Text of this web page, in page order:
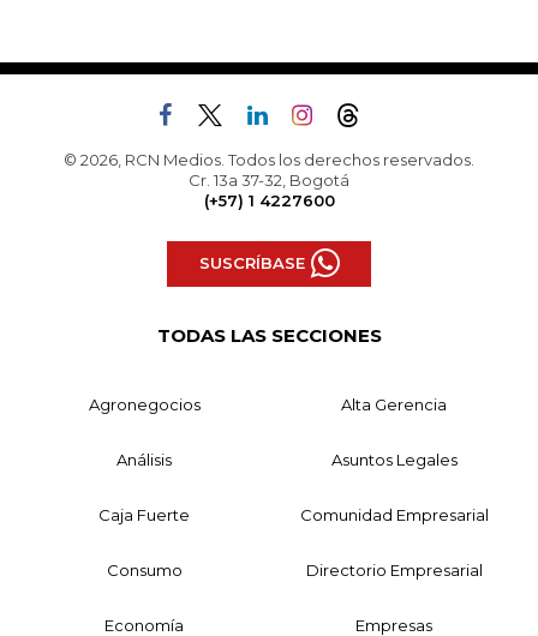
© 2026, RCN Medios. Todos los derechos reservados.
Cr. 13a 37-32, Bogotá
(+57) 1 4227600
SUSCRÍBASE
TODAS LAS SECCIONES
Agronegocios Alta Gerencia
Análisis Asuntos Legales
Caja Fuerte Comunidad Empresarial
Consumo Directorio Empresarial
Economía Empresas